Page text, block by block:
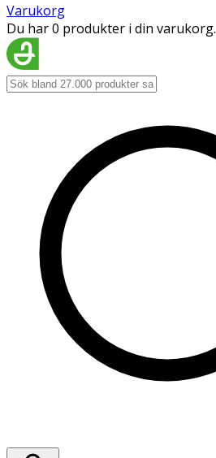
Varukorg
Du har 0 produkter i din varukorg.